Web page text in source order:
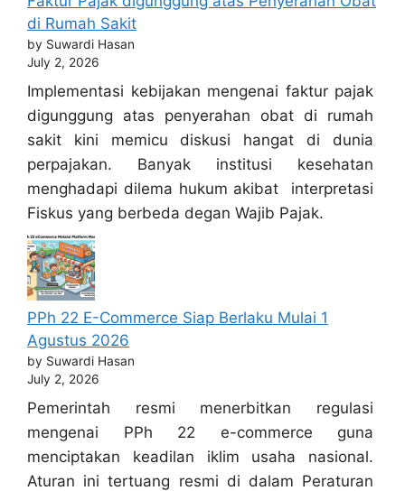
di Rumah Sakit
by Suwardi Hasan
July 2, 2026
Implementasi kebijakan mengenai faktur pajak
digunggung atas penyerahan obat di rumah
sakit kini memicu diskusi hangat di dunia
perpajakan. Banyak institusi kesehatan
menghadapi dilema hukum akibat interpretasi
Fiskus yang berbeda degan Wajib Pajak.
PPh 22 E-Commerce Siap Berlaku Mulai 1
Agustus 2026
by Suwardi Hasan
July 2, 2026
Pemerintah resmi menerbitkan regulasi
mengenai PPh 22 e-commerce guna
menciptakan keadilan iklim usaha nasional.
Aturan ini tertuang resmi di dalam Peraturan